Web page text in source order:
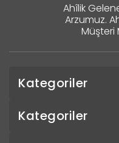
Ahîlik
Arzumuz.
Müşteri
Kategoriler
Kategoriler